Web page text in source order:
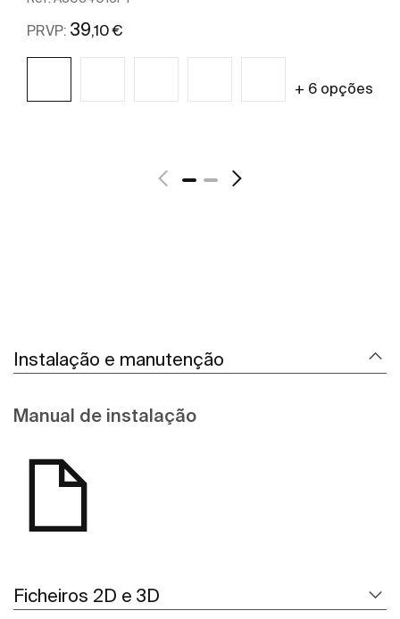
PRVP: 39,10 €
+ 6 opções
Instalação e manutenção
Manual de instalação
Ficheiros 2D e 3D